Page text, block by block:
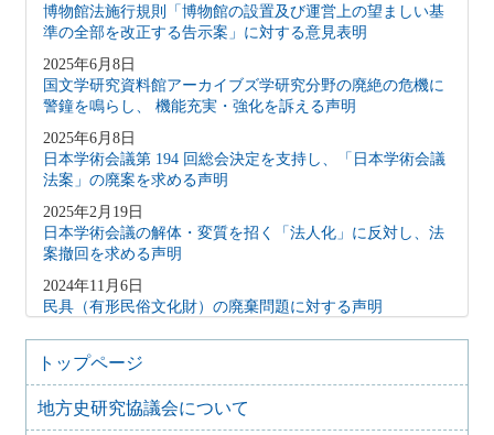
博物館法施行規則「博物館の設置及び運営上の望ましい基
準の全部を改正する告示案」に対する意見表明
2025年6月8日
国文学研究資料館アーカイブズ学研究分野の廃絶の危機に
警鐘を鳴らし、 機能充実・強化を訴える声明
2025年6月8日
日本学術会議第 194 回総会決定を支持し、「日本学術会議
法案」の廃案を求める声明
2025年2月19日
日本学術会議の解体・変質を招く「法人化」に反対し、法
案撤回を求める声明
2024年11月6日
民具（有形民俗文化財）の廃棄問題に対する声明
2024年1月17日
能登半島地震で被災された皆様へ
藤沢市文書館の機能維持にかかわる要望書
トップページ
地方史研究協議会について